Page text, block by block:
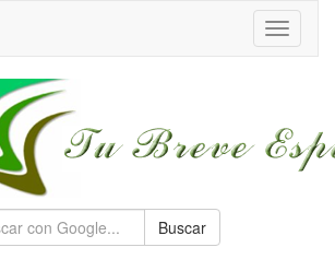
Toggle
Buscar